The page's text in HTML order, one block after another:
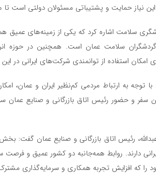
نیاز حمایت و پشتیباتی مسئولان دولتی است تا
سلامت اشاره کرد که یکی از زمینه‌های
گردشگران سلامت عمان است. همچنین در حوزه
امکان استفاده از توانمندی شرکت‌های ایرانی در
با توجه به ارتباط مردمی کم‌نظیر ایران و عمان،
سفر و حضور رئیس اتاق بازرگانی و صنایع
رئیس اتاق بازرگانی و صنایع عمان
دارند. روابط همه‌جانبه دو کشور عمیق و
را که افزایش تجربه همکاری و سرمایه‌گذاری